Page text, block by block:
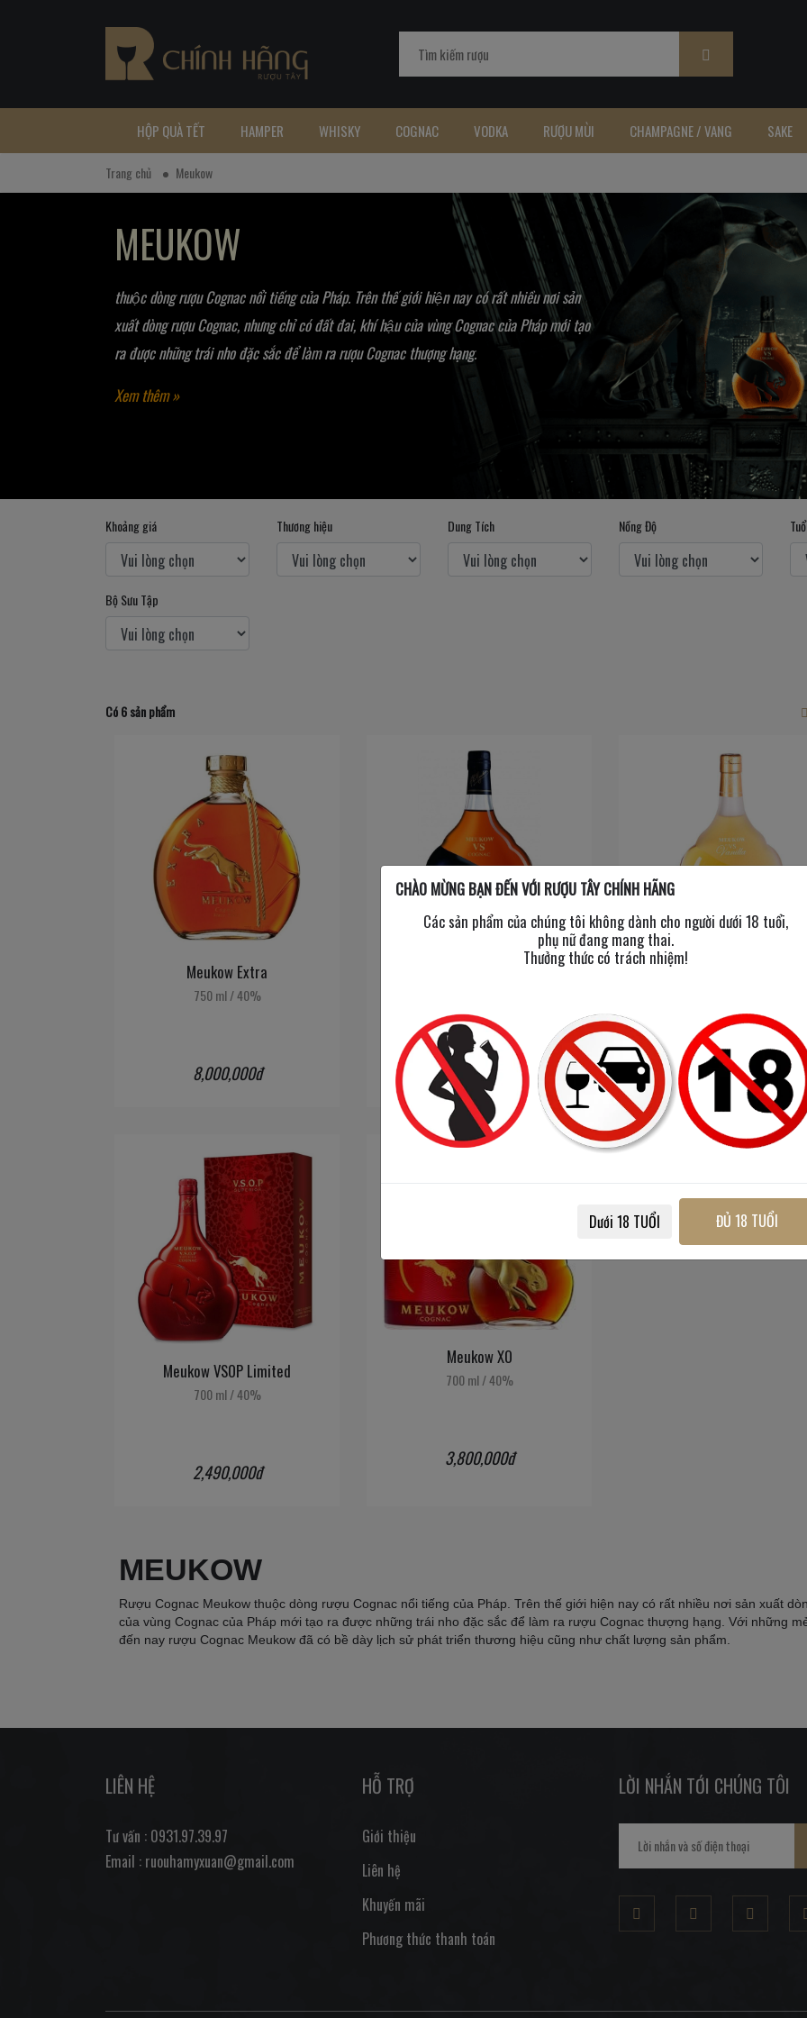
HỘP QUÀ TẾT HAMPER WHISKY COGNAC VODKA RƯỢU MÙI CHAMPAGNE / VANG SAKE
Trang chủ Meukow
MEUKOW
thuộc dòng rượu Cognac nổi tiếng của Pháp. Trên thế giới hiện nay có rất nhiều nơi sản
xuất dòng rượu Cognac, nhưng chỉ có đất đai, khí hậu của vùng Cognac của Pháp mới tạo
ra được những trái nho đặc sắc để làm ra rượu Cognac thượng hạng.
Xem thêm »
Khoảng giá Thương hiệu Dung Tích Nồng Độ
Bộ Sưu Tập
Có 6 sản phẩm
Meukow Extra
750 ml /40%
8,000,000đ 5,200,000đ
Meukow VS Vanilla
900,000đ
Meukow VSOP Limited
700 ml /40%
2,490,000đ
Meukow XO
700 ml /40%
3,800,000đ
MEUKOW
Rượu Cognac Meukow thuộc dòng rượu Cognac nổi tiếng của Pháp. Trên thế giới hiện nay có rất nhiều nơi sản xuất
của vùng Cognac của Pháp mới tạo ra được những trái nho đặc sắc để làm ra rượu Cognac thượng hạng. Với những
đến nay rượu Cognac Meukow đã có bề dày lịch sử phát triển thương hiệu cũng như chất lượng sản phẩm.
LIÊN HỆ
Tư vấn : 0931.97.39.97
Email : ruouhamyxuan@gmail.com
HỖ TRỢ
Giới thiệu
Liên hệ
Khuyến mãi
Phương thức thanh toán
LỜI NHẮN TỚI CHÚNG TÔI
CHÀO MỪNG BẠN ĐẾN VỚI RƯỢU TÂY CHÍNH HÃNG
Các sản phẩm của chúng tôi không dành cho người dưới 18 tuổi,
phụ nữ đang mang thai.
Thưởng thức có trách nhiệm!
Dưới 18 TUỔI ĐỦ 18 TUỔI